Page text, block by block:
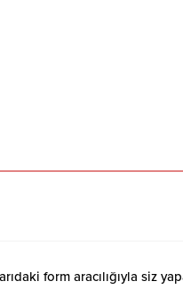
form aracılığıyla siz